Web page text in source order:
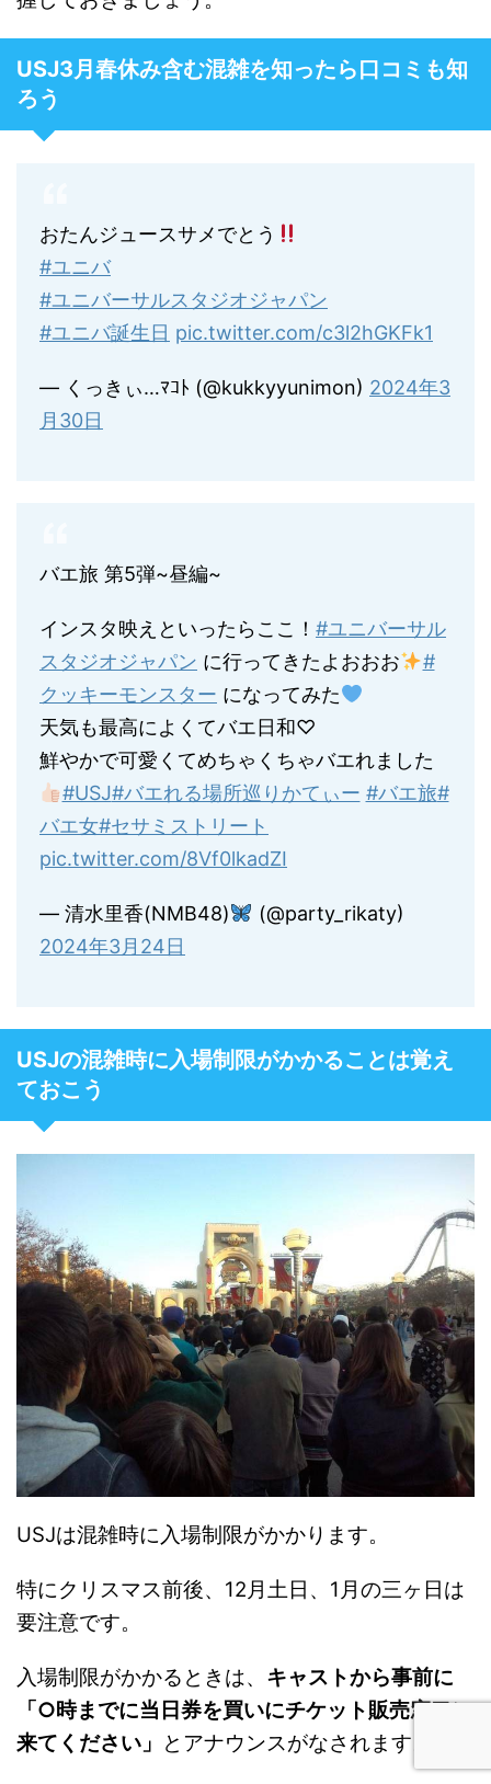
USJ3月春休み含む混雑を知ったら口コミも知
ろう
おたんジュースサメでとう
#ユニバ
#ユニバーサルスタジオジャパン
#ユニバ誕生日 pic.twitter.com/c3l2hGKFk1
— くっきぃ…ﾏｺﾄ (@kukkyyunimon) 2024年3
月30日
バエ旅 第5弾~昼編~
インスタ映えといったらここ！ #ユニバーサル
スタジオジャパン に行ってきたよおおお
#
クッキーモンスター になってみた
天気も最高によくてバエ日和♡
鮮やかで可愛くてめちゃくちゃバエれました
#USJ#バエれる場所巡りかてぃー #バエ旅#
バエ女#セサミストリート
pic.twitter.com/8Vf0lkadZI
— 清水里香(NMB48)
(@party_rikaty)
2024年3月24日
USJの混雑時に入場制限がかかることは覚え
ておこう
USJは混雑時に入場制限がかかります。
特にクリスマス前後、12月土日、1月の三ヶ日は
要注意です。
入場制限がかかるときは、 キャストから事前に
「○時までに当日券を買いにチケット販売窓口に
来てください」 とアナウンスがなされます。